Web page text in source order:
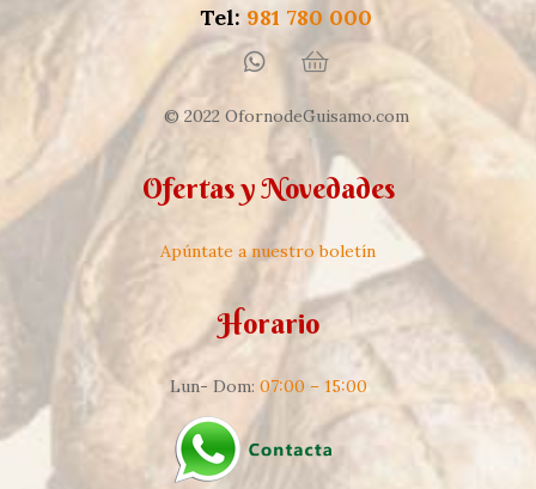
Tel: 981 780 000
© 2022 OfornodeGuisamo.com
Ofertas y Novedades
Apúntate a nuestro boletín
Horario
Lun- Dom: 07:00 – 15:00